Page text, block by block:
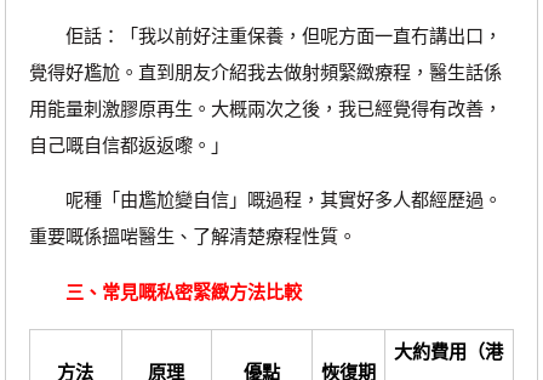
佢話：「我以前好注重保養，但呢方面一直冇講出口，
覺得好尷尬。直到朋友介紹我去做射頻緊緻療程，醫生話係
用能量刺激膠原再生。大概兩次之後，我已經覺得有改善，
自己嘅自信都返返嚟。」
呢種「由尷尬變自信」嘅過程，其實好多人都經歷過。
重要嘅係搵啱醫生、了解清楚療程性質。
三、常見嘅私密緊緻方法比較
方法 原理 優點 恢復期
大約費用（港